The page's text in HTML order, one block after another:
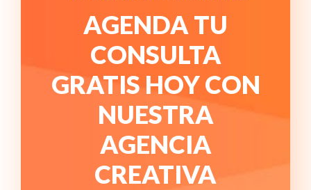
AGENDA TU
CONSULTA
GRATIS HOY CON
NUESTRA
AGENCIA
CREATIVA